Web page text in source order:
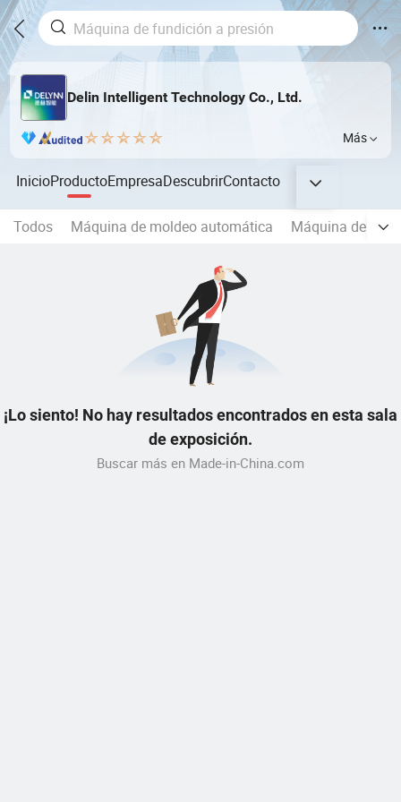
Delin Intelligent Technology Co., Ltd.
Más
InicioProductoEmpresaDescubrirContacto
Todos Máquina de moldeo automática Máquina de
¡Lo siento! No hay resultados encontrados en esta sala
de exposición.
Buscar más en Made-in-China.com